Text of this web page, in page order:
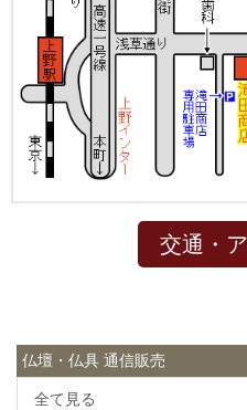
交通・
仏壇・仏具 通信販売
全て見る